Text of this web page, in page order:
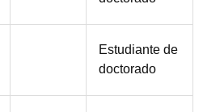
Función
Estudiante de
doctorado